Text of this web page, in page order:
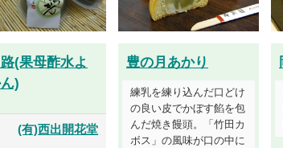
(果母酢水よ
)
(有)西出開花堂
豊の月あかり
練乳を練り込んだ口どけ
の良い皮でかぼす餡を包
んだ焼き饅頭。「竹田カ
ボス」の風味が口の中に